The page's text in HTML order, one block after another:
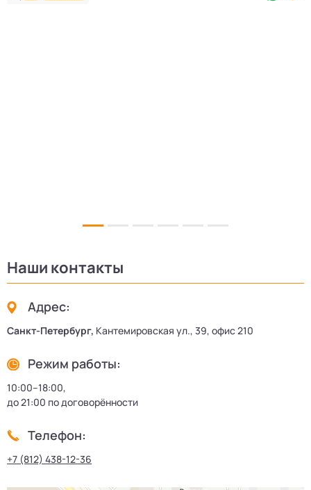
Наши контакты
Адрес:
Санкт-Петербург, Кантемировская ул., 39, офис 210
Режим работы:
10:00–18:00,
до 21:00 по договорённости
Телефон:
+7 (812) 438-12-36